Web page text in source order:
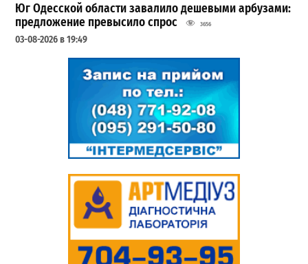
Юг Одесской области завалило дешевыми арбузами:
предложение превысило спрос
3656
03-08-2026 в 19:49